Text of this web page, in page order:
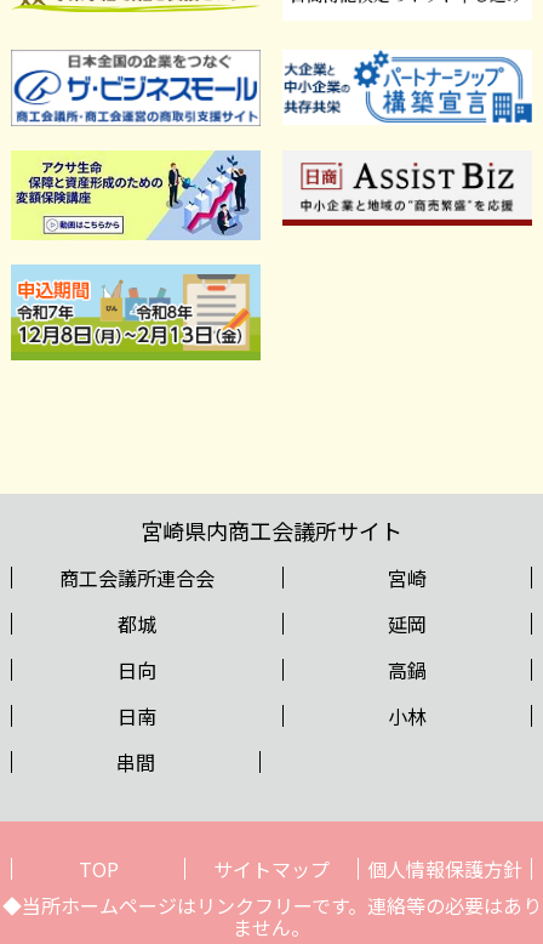
宮崎県内商工会議所サイト
商工会議所連合会
宮崎
都城
延岡
日向
高鍋
日南
小林
串間
TOP サイトマップ
個人情報保護方針
◆当所ホームページはリンクフリーです。連絡等の必要はあり
ません。